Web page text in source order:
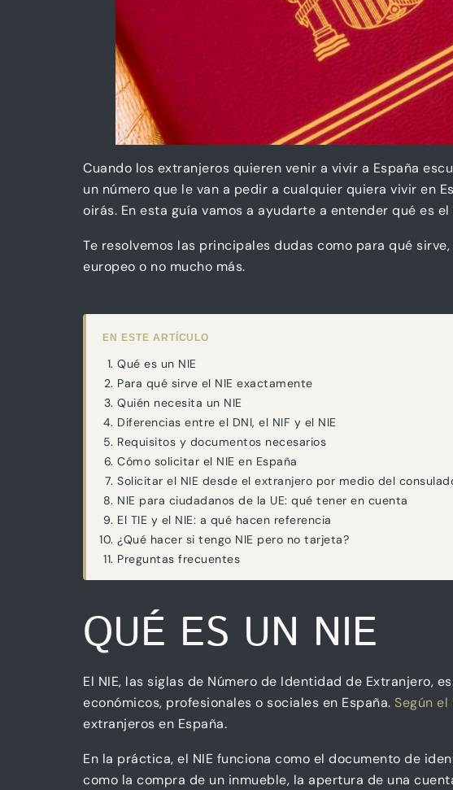
Cuando los extranjeros quieren venir a vivir a España
un número que le van a pedir a cualquier quiera vivir en
oirás. En esta guía vamos a ayudarte a entender qué es
Te resolvemos las principales dudas como para qué
europeo o no mucho más.
EN ESTE ARTÍCULO
Qué es un NIE
Para qué sirve el NIE exactamente
Quién necesita un NIE
Diferencias entre el DNI, el NIF y el NIE
Requisitos y documentos necesarios
Cómo solicitar el NIE en España
Solicitar el NIE desde el extranjero por medio del
NIE para ciudadanos de la UE: qué tener en cuenta
El TIE y el NIE: a qué hacen referencia
¿Qué hacer si tengo NIE pero no tarjeta?
Preguntas frecuentes
QUÉ ES UN NIE
El NIE, las siglas de Número de Identidad de Extranjero,
económicos, profesionales o sociales en España. Según
extranjeros en España.
En la práctica, el NIE funciona como el documento de
como la compra de un inmueble, la apertura de una